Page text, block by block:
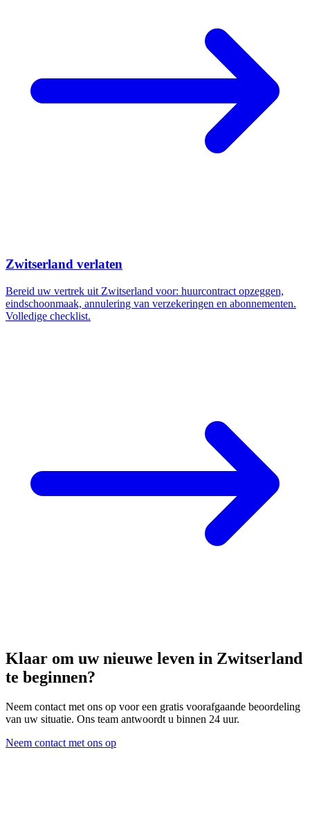
Zwitserland verlaten
Bereid uw vertrek uit Zwitserland voor: huurcontract opzeggen,
eindschoonmaak, annulering van verzekeringen en abonnementen.
Volledige checklist.
Klaar om uw nieuwe leven in Zwitserland
te beginnen?
Neem contact met ons op voor een gratis voorafgaande beoordeling
van uw situatie. Ons team antwoordt u binnen 24 uur.
Neem contact met ons op